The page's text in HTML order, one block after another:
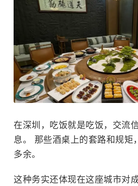
在深圳，吃饭就是吃饭，交流
息。 那些酒桌上的套路和规矩
多余。
这种务实还体现在这座城市对